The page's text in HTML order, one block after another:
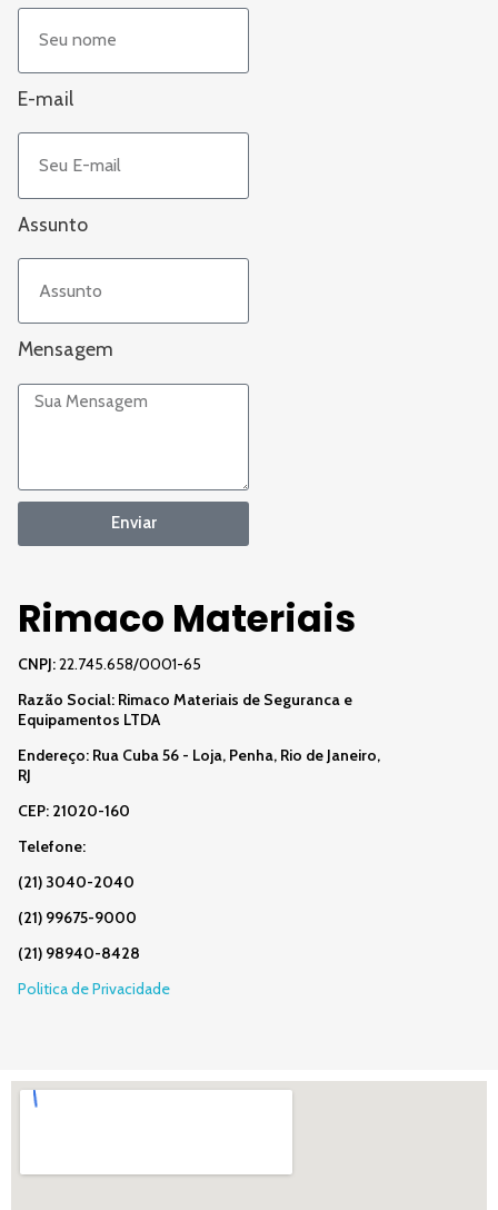
Rimaco Materiais
CNPJ:22.745.658/0001-65
Razão Social: Rimaco Materiais de Seguranca e
Equipamentos LTDA
Endereço: Rua Cuba 56 - Loja, Penha, Rio de Janeiro,
RJ
CEP: 21020-160
Telefone:
(21) 3040-2040
(21) 99675-9000
(21) 98940-8428
Politica de Privacidade
E-mail
Assunto
Mensagem
Enviar